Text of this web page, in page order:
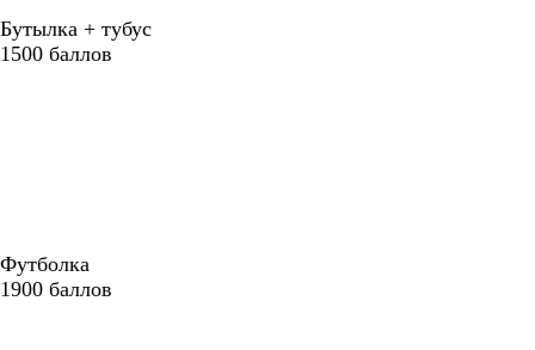
Бутылка + тубус
1500 баллов
Футболка
1900 баллов